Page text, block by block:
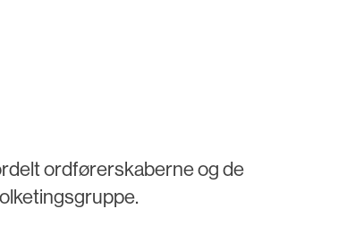
ordførerskaberne og de